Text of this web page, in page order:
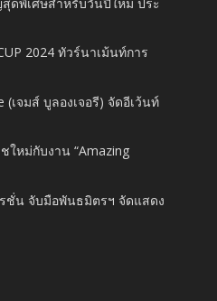
2024 ทัวร์นาเม้นท์การ
(เจมส์ บูลองเจอรี) จัดอีเว้นท์
ใหม่กับงาน “Amazing
รชั่น จับมือพันธมิตรฯ จัดแสดง